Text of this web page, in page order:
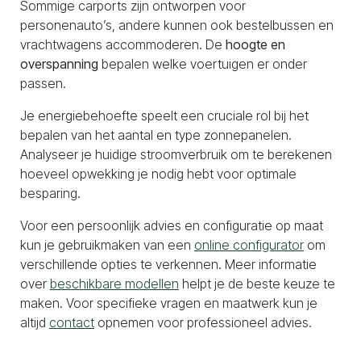
Sommige carports zijn ontworpen voor
personenauto’s, andere kunnen ook bestelbussen en
vrachtwagens accommoderen. De hoogte en
overspanning bepalen welke voertuigen er onder
passen.
Je energiebehoefte speelt een cruciale rol bij het
bepalen van het aantal en type zonnepanelen.
Analyseer je huidige stroomverbruik om te berekenen
hoeveel opwekking je nodig hebt voor optimale
besparing.
Voor een persoonlijk advies en configuratie op maat
kun je gebruikmaken van een online configurator om
verschillende opties te verkennen. Meer informatie
over beschikbare modellen helpt je de beste keuze te
maken. Voor specifieke vragen en maatwerk kun je
altijd contact opnemen voor professioneel advies.